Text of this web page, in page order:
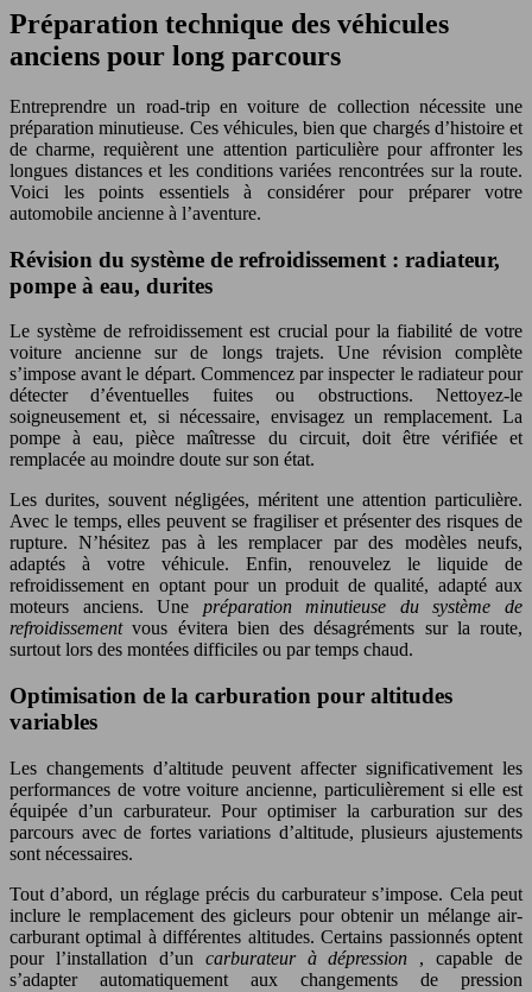
Préparation technique des véhicules
anciens pour long parcours
Entreprendre un road-trip en voiture de collection nécessite une
préparation minutieuse. Ces véhicules, bien que chargés d’histoire et
de charme, requièrent une attention particulière pour affronter les
longues distances et les conditions variées rencontrées sur la route.
Voici les points essentiels à considérer pour préparer votre
automobile ancienne à l’aventure.
Révision du système de refroidissement : radiateur,
pompe à eau, durites
Le système de refroidissement est crucial pour la fiabilité de votre
voiture ancienne sur de longs trajets. Une révision complète
s’impose avant le départ. Commencez par inspecter le radiateur pour
détecter d’éventuelles fuites ou obstructions. Nettoyez-le
soigneusement et, si nécessaire, envisagez un remplacement. La
pompe à eau, pièce maîtresse du circuit, doit être vérifiée et
remplacée au moindre doute sur son état.
Les durites, souvent négligées, méritent une attention particulière.
Avec le temps, elles peuvent se fragiliser et présenter des risques de
rupture. N’hésitez pas à les remplacer par des modèles neufs,
adaptés à votre véhicule. Enfin, renouvelez le liquide de
refroidissement en optant pour un produit de qualité, adapté aux
moteurs anciens. Une préparation minutieuse du système de
refroidissementvous évitera bien des désagréments sur la route,
surtout lors des montées difficiles ou par temps chaud.
Optimisation de la carburation pour altitudes
variables
Les changements d’altitude peuvent affecter significativement les
performances de votre voiture ancienne, particulièrement si elle est
équipée d’un carburateur. Pour optimiser la carburation sur des
parcours avec de fortes variations d’altitude, plusieurs ajustements
sont nécessaires.
Tout d’abord, un réglage précis du carburateur s’impose. Cela peut
inclure le remplacement des gicleurs pour obtenir un mélange air-
carburant optimal à différentes altitudes. Certains passionnés optent
pour l’installation d’un carburateur à dépression , capable de
s’adapter automatiquement aux changements de pression